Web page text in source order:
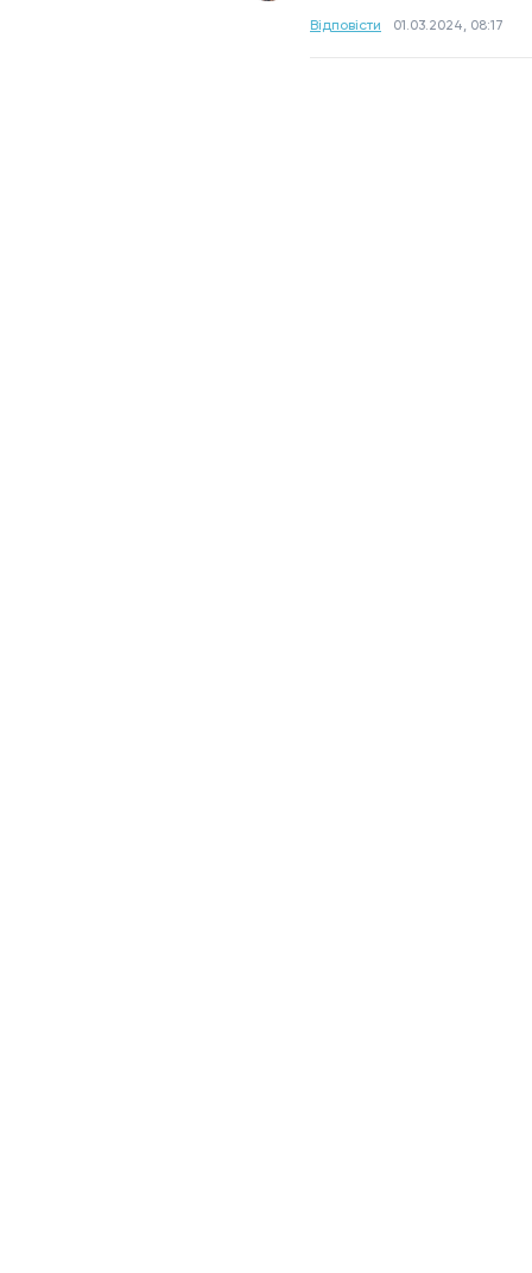
Відповісти 01.03.2024, 08:17